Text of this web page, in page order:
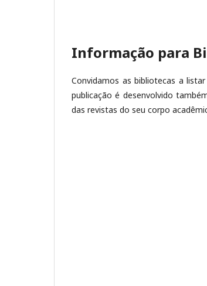
Informação para
Convidamos as bibliotecas a
publicação é desenvolvido
das revistas do seu corpo